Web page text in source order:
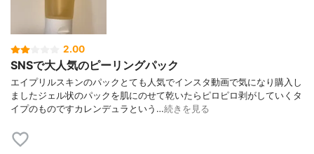
2.00
SNSで大人気のピーリングパック
エイプリルスキンのパックとても人気でインスタ動画で気になり購入し
ましたジェル状のパックを肌にのせて乾いたらピロピロ剥がしていくタ
イプのものですカレンデュラという…続きを見る